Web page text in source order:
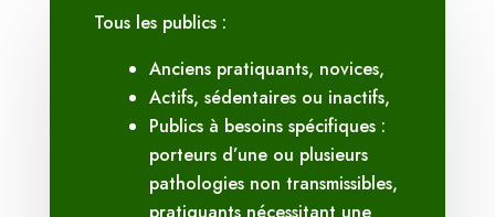
Tous les publics :
Anciens pratiquants, novices,
Actifs, sédentaires ou inactifs,
Publics à besoins spécifiques :
porteurs d’une ou plusieurs
pathologies non transmissibles,